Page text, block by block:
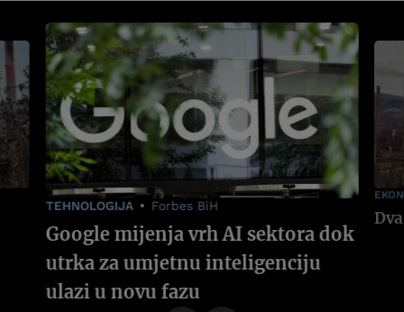
TEHNOLOGIJA Forbes BiH
Google mijenja vrh AI sektora dok
utrka za umjetnu inteligenciju
ulazi u novu fazu